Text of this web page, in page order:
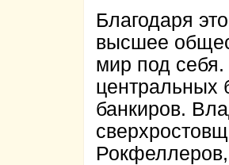
Благодаря
высшее
мир под
центральных
банкиров.